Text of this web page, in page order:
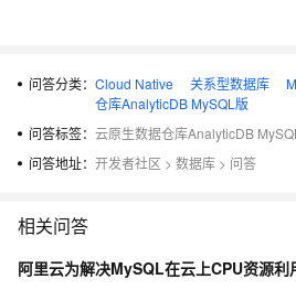
问答分类： Cloud Native 关系型数据库
仓库AnalyticDB MySQL版
问答标签： 云原生数据仓库AnalyticDB
问答地址： 开发者社区 > 数据库 > 问答
相关问答